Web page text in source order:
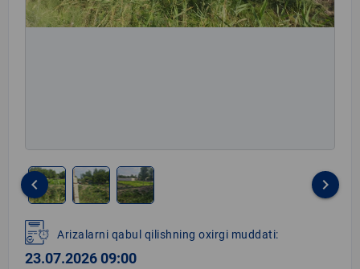
1
of
3
keyboard_arrow_left keyboard_arrow_right
Arizalarni qabul qilishning oxirgi muddati:
23.07.2026 09:00